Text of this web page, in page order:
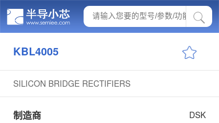
KBL4005
SILICON BRIDGE RECTIFIERS
制造商 DSK